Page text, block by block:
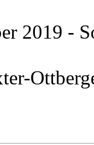
2019 -